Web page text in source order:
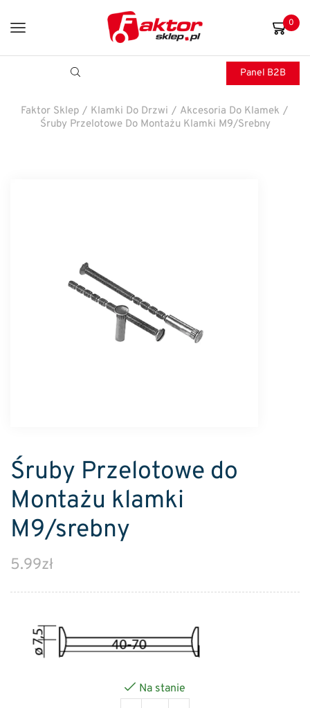
0
Panel B2B
Faktor Sklep / Klamki Do Drzwi / Akcesoria Do Klamek /
Śruby Przelotowe Do Montażu Klamki M9/srebny
Śruby Przelotowe do
Montażu klamki
M9/srebny
5.99zł
Na stanie